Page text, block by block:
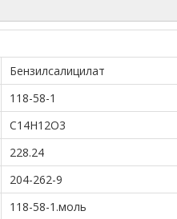
Бензилсалицилат
118-58-1
C14H12O3
228.24
204-262-9
118-58-1.моль